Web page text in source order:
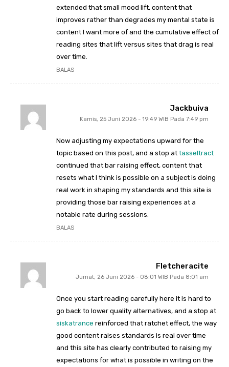
extended that small mood lift, content that
improves rather than degrades my mental state is
content I want more of and the cumulative effect of
reading sites that lift versus sites that drag is real
over time.
BALAS
Jackbuiva
Kamis, 25 Juni 2026 - 19:49 WIB Pada 7:49 pm
Now adjusting my expectations upward for the
topic based on this post, and a stop at tasseltract
continued that bar raising effect, content that
resets what I think is possible on a subject is doing
real work in shaping my standards and this site is
providing those bar raising experiences at a
notable rate during sessions.
BALAS
Fletcheracite
Jumat, 26 Juni 2026 - 08:01 WIB Pada 8:01 am
Once you start reading carefully here it is hard to
go back to lower quality alternatives, and a stop at
siskatrance reinforced that ratchet effect, the way
good content raises standards is real over time
and this site has clearly contributed to raising my
expectations for what is possible in writing on the